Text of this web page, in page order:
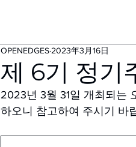
제 6기 정기
OPENEDGES 2023年3月16日
2023년 3월 31일 개최되는
하오니 참고하여 주시기 바